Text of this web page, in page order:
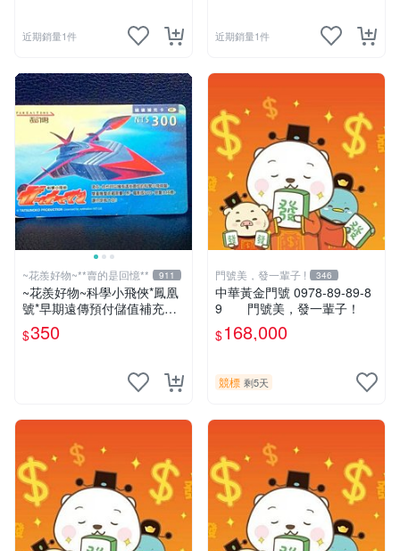
近期銷量1件 近期銷量1件
~花羨好物~**賣的是回憶** 911
~花羨好物~科學小飛俠*鳳凰
號*早期遠傳預付儲值補充卡
一609
$350
門號美，發一輩子 ! 346
中華黃金門號 0978-89-89-8
9 門號美，發一輩子！
$168,000
競標 剩5天